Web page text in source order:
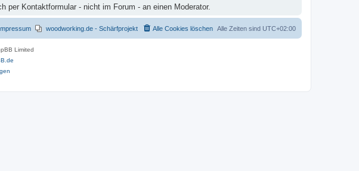
per Kontaktformular - nicht im Forum - an einen Moderator.
Alle Zeiten sind UTC+02:00
Alle Cookies löschen
woodworking.de - Schärfprojekt
Limited